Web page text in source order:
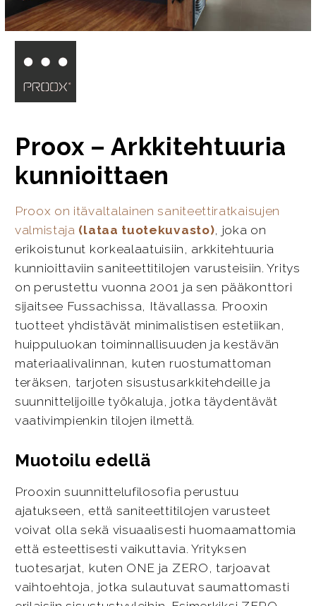
Proox – Arkkitehtuuria
kunnioittaen
Proox on itävaltalainen saniteettiratkaisujen
valmistaja (lataa tuotekuvasto), joka on
erikoistunut korkealaatuisiin, arkkitehtuuria
kunnioittaviin saniteettitilojen varusteisiin. Yritys
on perustettu vuonna 2001 ja sen pääkonttori
sijaitsee Fussachissa, Itävallassa. Prooxin
tuotteet yhdistävät minimalistisen estetiikan,
huippuluokan toiminnallisuuden ja kestävän
materiaalivalinnan, kuten ruostumattoman
teräksen, tarjoten sisustusarkkitehdeille ja
suunnittelijoille työkaluja, jotka täydentävät
vaativimpienkin tilojen ilmettä.
Muotoilu edellä
Prooxin suunnittelufilosofia perustuu
ajatukseen, että saniteettitilojen varusteet
voivat olla sekä visuaalisesti huomaamattomia
että esteettisesti vaikuttavia. Yrityksen
tuotesarjat, kuten ONE ja ZERO, tarjoavat
vaihtoehtoja, jotka sulautuvat saumattomasti